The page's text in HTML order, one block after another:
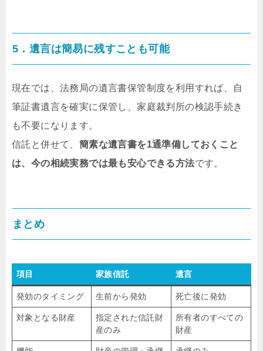
5．遺言は簡易に残すことも可能
現在では、法務局の遺言書保管制度を利用すれば、自
筆証書遺言を確実に保管し、家庭裁判所の検認手続き
も不要になります。
信託と併せて、 簡素な遺言書を1通準備しておくこと
は、今の相続実務では最も安心できる方法です。
まとめ
項目 家族信託 遺言
発効のタイミング 生前から発効 死亡後に発効
対象となる財産
指定された信託財
産のみ
所有者のすべての
財産